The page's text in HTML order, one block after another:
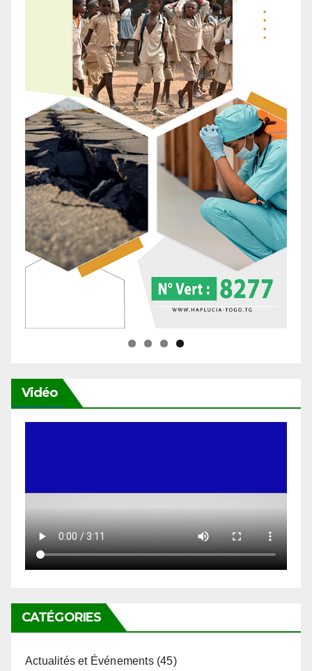
Vidéo
CATÉGORIES